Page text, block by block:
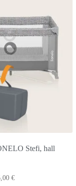
Stefi, hall
€